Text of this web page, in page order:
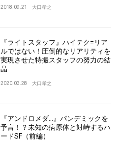
2018.09.21 大口孝之
『ライトスタッフ』ハイテク=リア
ルではない！圧倒的なリアリティを
実現させた特撮スタッフの努力の結
晶
2020.03.28 大口孝之
『アンドロメダ...』パンデミックを
予言！？未知の病原体と対峙するハ
ードSF（前編）